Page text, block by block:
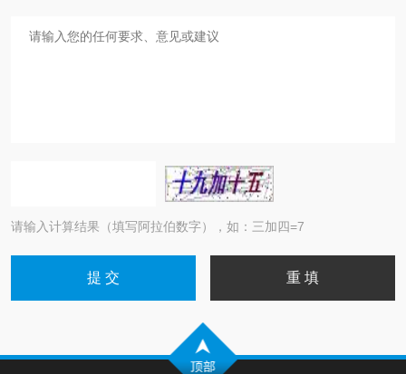
请输入计算结果（填写阿拉伯数字），如：三加四=7